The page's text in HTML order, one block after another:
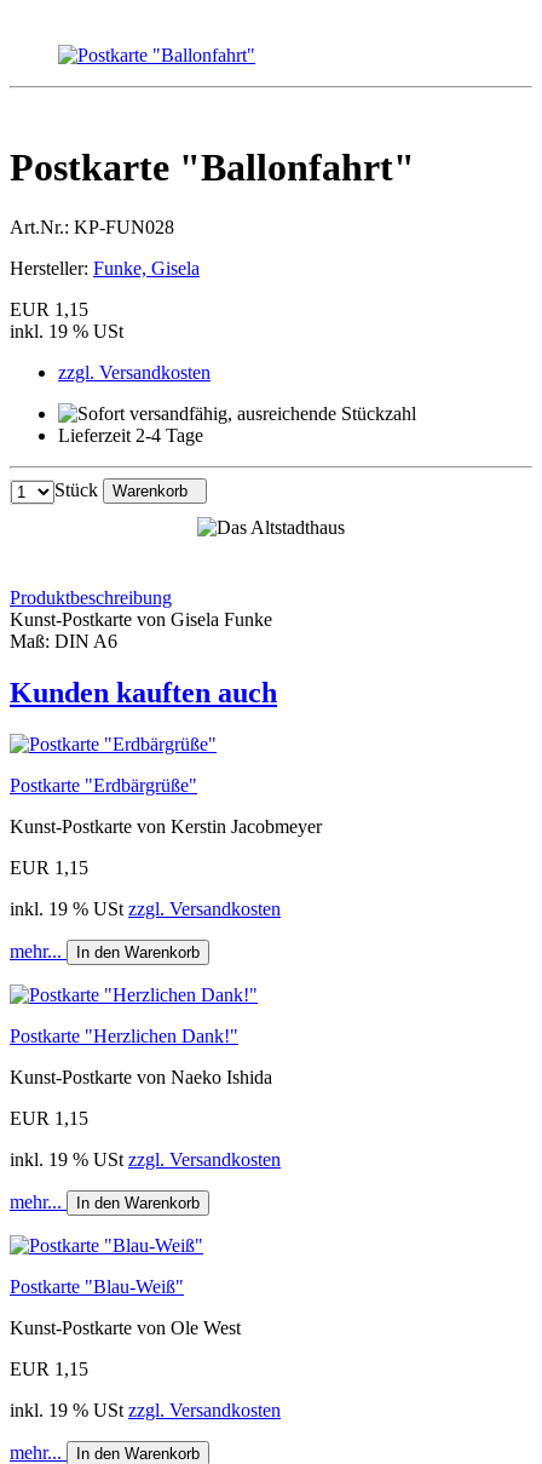
Postkarte "Ballonfahrt"
Art.Nr.: KP-FUN028
Hersteller: Funke, Gisela
EUR 1,15
inkl. 19 % USt
zzgl. Versandkosten
Lieferzeit 2-4 Tage
Stück Warenkorb
Produktbeschreibung
Kunst-Postkarte von Gisela Funke
Maß: DIN A6
Kunden kauften auch
Postkarte "Erdbärgrüße"
Kunst-Postkarte von Kerstin Jacobmeyer
EUR 1,15
inkl. 19 % USt zzgl. Versandkosten
mehr... In den Warenkorb
Postkarte "Herzlichen Dank!"
Kunst-Postkarte von Naeko Ishida
EUR 1,15
inkl. 19 % USt zzgl. Versandkosten
mehr... In den Warenkorb
Postkarte "Blau-Weiß"
Kunst-Postkarte von Ole West
EUR 1,15
inkl. 19 % USt zzgl. Versandkosten
mehr... In den Warenkorb